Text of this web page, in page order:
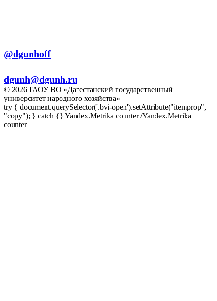
@dgunhoff
dgunh@dgunh.ru
© 2026 ГАОУ ВО «Дагестанский государственный
университет народного хозяйства»
try { document.querySelector('.bvi-open').setAttribute("itemprop",
"copy"); } catch {} Yandex.Metrika counter/Yandex.Metrika
counter